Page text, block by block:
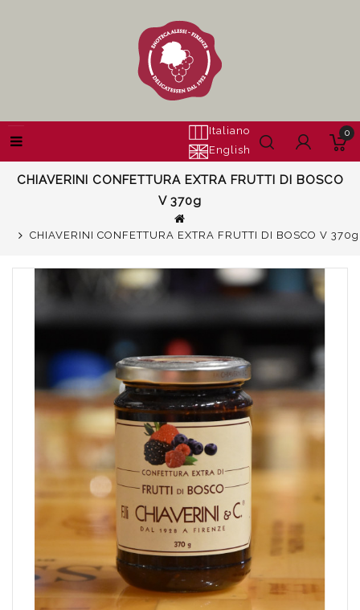
Italiano
English
0
CHIAVERINI CONFETTURA EXTRA FRUTTI DI BOSCO
V 370g
CHIAVERINI CONFETTURA EXTRA FRUTTI DI BOSCO V 370g